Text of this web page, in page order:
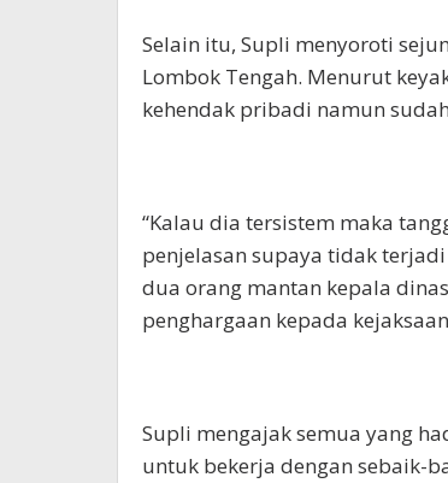
Selain itu, Supli menyoroti
Lombok Tengah. Menurut
kehendak pribadi namun
“Kalau dia tersistem maka
penjelasan supaya tidak
dua orang mantan kepala
penghargaan kepada
Supli mengajak semua yang
untuk bekerja dengan sebaik-